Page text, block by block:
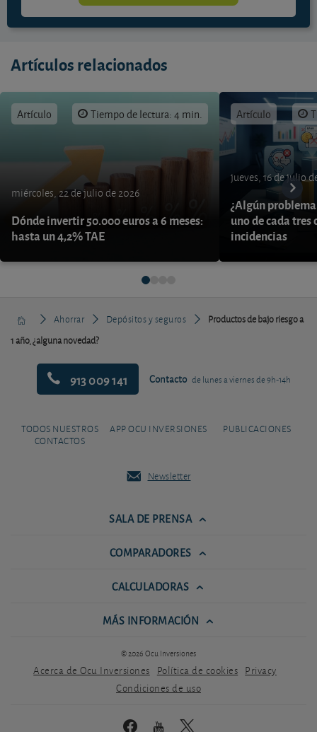
Artículos relacionados
Artículo Tiempo de lectura: 4 min.
miércoles, 22 de julio de 2026
Dónde invertir 50.000 euros a 6 meses:
hasta un 4,2% TAE
Artículo
jueves, 16 de julio
¿Algún problema
uno de cada
incidencias
Ahorrar Depósitos y seguros
Productos de bajo riesgo a
1 año, ¿alguna novedad?
913 009 141 Contacto de lunes a viernes de 9h-14h
TODOS NUESTROS
CONTACTOS
APP OCU INVERSIONES PUBLICACIONES
Newsletter
SALA DE PRENSA
COMPARADORES
CALCULADORAS
MÁS INFORMACIÓN
© 2026 Ocu Inversiones
Acerca de Ocu Inversiones Política de cookies Privacy
Condiciones de uso